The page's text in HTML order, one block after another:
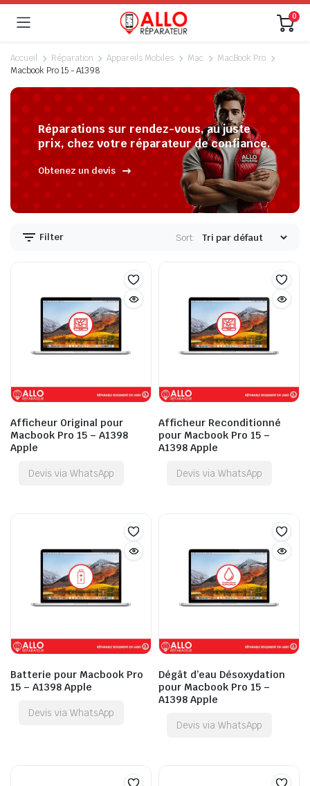
0
Accueil Réparation Appareils Mobiles Mac
MacBook Pro
Macbook Pro 15 - A1398
Réparations sur rendez-vous, au juste
prix, chez votre réparateur de confiance.
Obtenez un devis
Filter Sort:
Afficheur Original pour
Macbook Pro 15 – A1398
Apple
Devis via WhatsApp
Afficheur Reconditionné
pour Macbook Pro 15 –
A1398 Apple
Devis via WhatsApp
Batterie pour Macbook Pro
15 – A1398 Apple
Devis via WhatsApp
Dégât d’eau Désoxydation
pour Macbook Pro 15 –
A1398 Apple
Devis via WhatsApp